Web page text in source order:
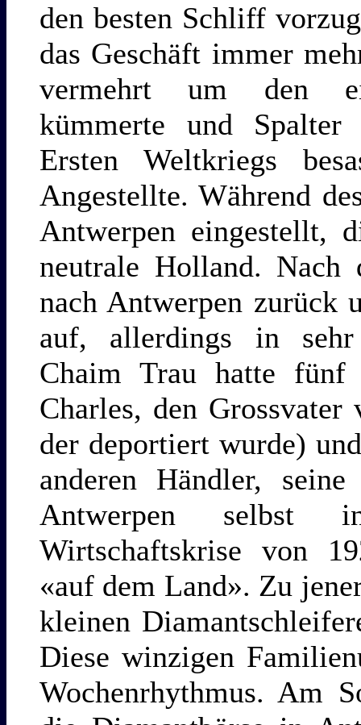
den besten Schliff
das Geschäft immer
vermehrt um den
kümmerte und
Ersten Weltkriegs
Angestellte. Während
Antwerpen eingestellt,
neutrale Holland.
nach Antwerpen zurück
auf, allerdings in
Chaim Trau hatte fünf
Charles, den
der deportiert wurde)
anderen Händler,
Antwerpen selbst
Wirtschaftskrise von
«auf dem Land». Zu
kleinen
Diese winzigen
Wochenrhythmus. Am